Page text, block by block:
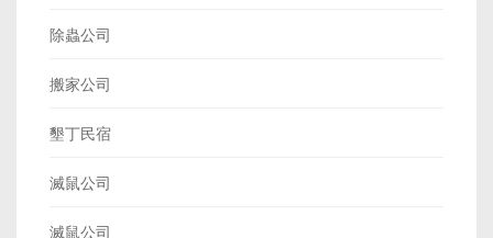
除蟲公司
搬家公司
墾丁民宿
滅鼠公司
滅鼠公司